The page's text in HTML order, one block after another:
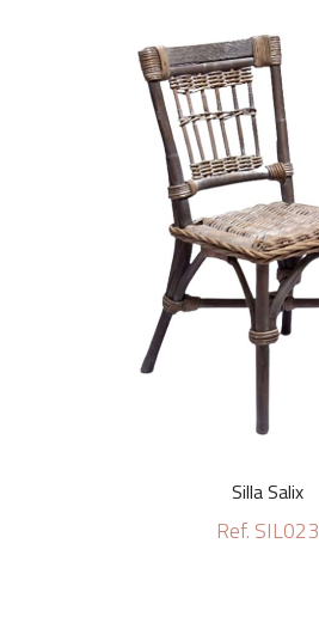
Silla Salix
Ref. SIL023